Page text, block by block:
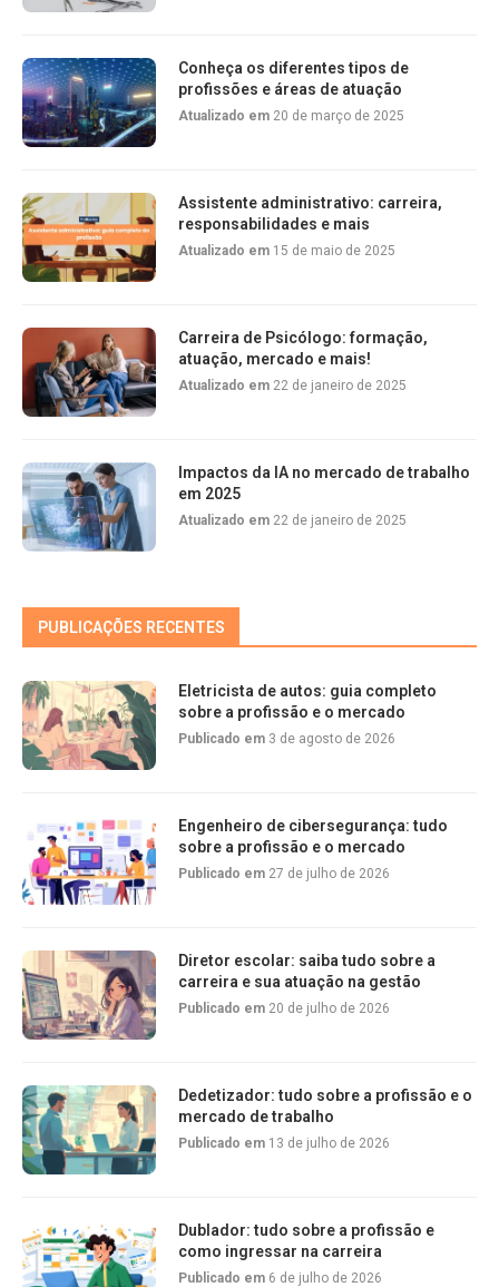
Conheça os diferentes tipos de
profissões e áreas de atuação
Atualizado em 20 de março de 2025
Assistente administrativo: carreira,
responsabilidades e mais
Atualizado em 15 de maio de 2025
Carreira de Psicólogo: formação,
atuação, mercado e mais!
Atualizado em 22 de janeiro de 2025
Impactos da IA no mercado de trabalho
em 2025
Atualizado em 22 de janeiro de 2025
PUBLICAÇÕES RECENTES
Eletricista de autos: guia completo
sobre a profissão e o mercado
Publicado em 3 de agosto de 2026
Engenheiro de cibersegurança: tudo
sobre a profissão e o mercado
Publicado em 27 de julho de 2026
Diretor escolar: saiba tudo sobre a
carreira e sua atuação na gestão
Publicado em 20 de julho de 2026
Dedetizador: tudo sobre a profissão e o
mercado de trabalho
Publicado em 13 de julho de 2026
Dublador: tudo sobre a profissão e
como ingressar na carreira
Publicado em 6 de julho de 2026